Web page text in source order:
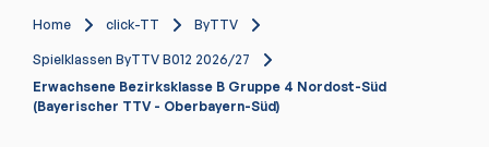
Home click-TT ByTTV
Spielklassen ByTTV B012 2026/27
Erwachsene Bezirksklasse B Gruppe 4 Nordost-Süd
(Bayerischer TTV - Oberbayern-Süd)